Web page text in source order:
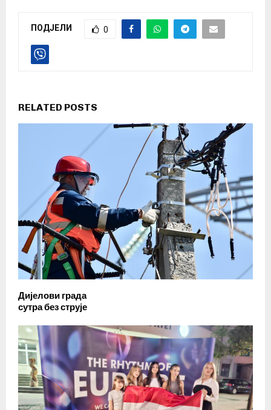
ПОДЈЕЛИ 0
RELATED POSTS
Дијелови града
сутра без струје